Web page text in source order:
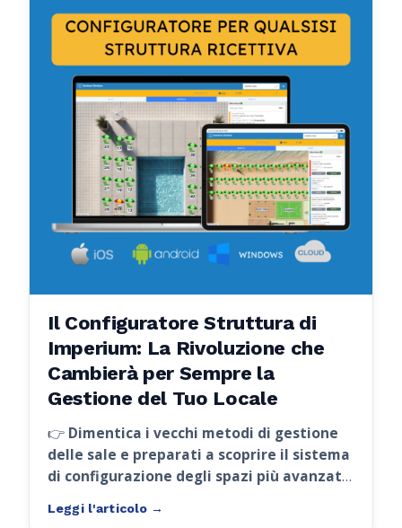
Il Configuratore Struttura di
Imperium: La Rivoluzione che
Cambierà per Sempre la
Gestione del Tuo Locale
👉 Dimentica i vecchi metodi di gestione
delle sale e preparati a scoprire il sistema
di configurazione degli spazi più avanzato